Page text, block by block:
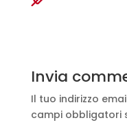
Invia
Il tuo indirizzo
campi obbligatori